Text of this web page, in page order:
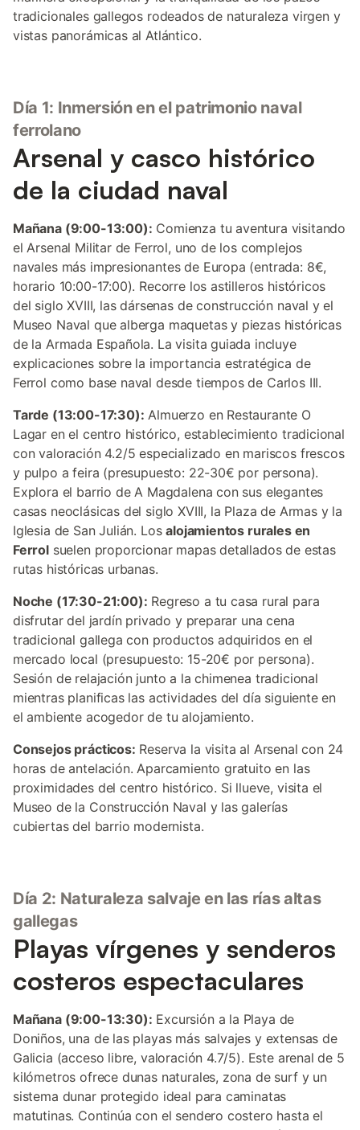
tradicionales gallegos rodeados de naturaleza virgen y
vistas panorámicas al Atlántico.
Día 1: Inmersión en el patrimonio naval
ferrolano
Arsenal y casco histórico
de la ciudad naval
Mañana (9:00-13:00): Comienza tu aventura visitando
el Arsenal Militar de Ferrol, uno de los complejos
navales más impresionantes de Europa (entrada: 8€,
horario 10:00-17:00). Recorre los astilleros históricos
del siglo XVIII, las dársenas de construcción naval y el
Museo Naval que alberga maquetas y piezas históricas
de la Armada Española. La visita guiada incluye
explicaciones sobre la importancia estratégica de
Ferrol como base naval desde tiempos de Carlos III.
Tarde (13:00-17:30): Almuerzo en Restaurante O
Lagar en el centro histórico, establecimiento tradicional
con valoración 4.2/5 especializado en mariscos frescos
y pulpo a feira (presupuesto: 22-30€ por persona).
Explora el barrio de A Magdalena con sus elegantes
casas neoclásicas del siglo XVIII, la Plaza de Armas y la
Iglesia de San Julián. Losalojamientos rurales en
Ferrolsuelen proporcionar mapas detallados de estas
rutas históricas urbanas.
Noche (17:30-21:00): Regreso a tu casa rural para
disfrutar del jardín privado y preparar una cena
tradicional gallega con productos adquiridos en el
mercado local (presupuesto: 15-20€ por persona).
Sesión de relajación junto a la chimenea tradicional
mientras planificas las actividades del día siguiente en
el ambiente acogedor de tu alojamiento.
Consejos prácticos: Reserva la visita al Arsenal con 24
horas de antelación. Aparcamiento gratuito en las
proximidades del centro histórico. Si llueve, visita el
Museo de la Construcción Naval y las galerías
cubiertas del barrio modernista.
Día 2: Naturaleza salvaje en las rías altas
gallegas
Playas vírgenes y senderos
costeros espectaculares
Mañana (9:00-13:30): Excursión a la Playa de
Doniños, una de las playas más salvajes y extensas de
Galicia (acceso libre, valoración 4.7/5). Este arenal de 5
kilómetros ofrece dunas naturales, zona de surf y un
sistema dunar protegido ideal para caminatas
matutinas. Continúa con el sendero costero hasta el